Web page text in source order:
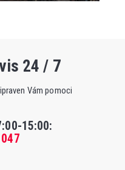
24 / 7
Vám pomoci
15:00: